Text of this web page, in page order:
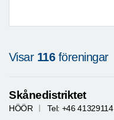
Visar 116föreningar
Skånedistriktet
HÖÖR Tel: +46 41329114